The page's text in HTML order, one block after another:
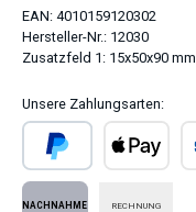
EAN: 4010159120302
Hersteller-Nr.: 12030
Zusatzfeld 1: 15x50x90 mm
Unsere Zahlungsarten:
PayPal
RECHNUNG